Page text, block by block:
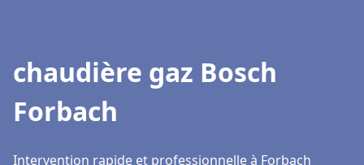
chaudière gaz Bosch
Forbach
Intervention rapide et professionnelle à Forbach